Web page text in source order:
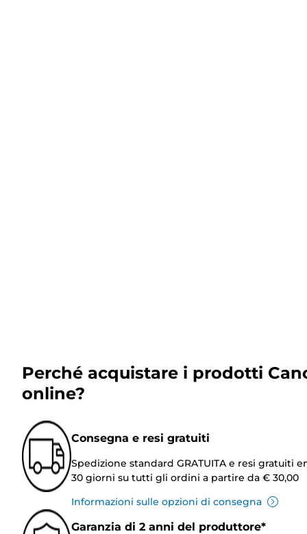
Perché acquistare i prodotti
online?
Consegna e resi gratuiti
Spedizione standard GRATUITA e resi gratuiti
30 giorni su tutti gli ordini a partire da € 30,00
Informazioni sulle opzioni di consegna
Garanzia di 2 anni del produttore*